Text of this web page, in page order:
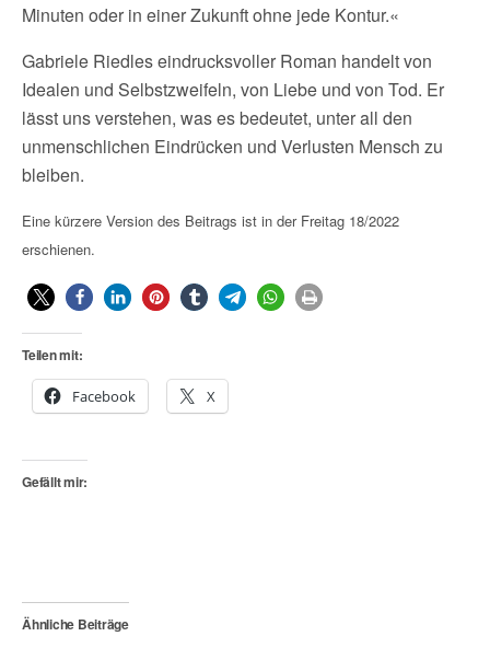
Minuten oder in einer Zukunft ohne jede Kontur.«
Gabriele Riedles eindrucksvoller Roman handelt von
Idealen und Selbstzweifeln, von Liebe und von Tod. Er
lässt uns verstehen, was es bedeutet, unter all den
unmenschlichen Eindrücken und Verlusten Mensch zu
bleiben.
Eine kürzere Version des Beitrags ist in der Freitag 18/2022
erschienen.
Teilen mit:
Facebook X
Gefällt mir:
Ähnliche Beiträge